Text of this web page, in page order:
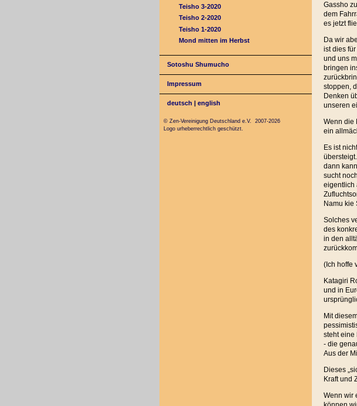
Teisho 3-2020
Teisho 2-2020
Teisho 1-2020
Mond mitten im Herbst
Sotoshu Shumucho
Impressum
deutsch |english
Gassho
dem
es jetzt
Da wir
ist dies
und uns
bringen
stoppen,
Denken
unseren
Wenn die
ein
Es ist
dann
sucht
eigentlich
Namu kie
Solches
des
in den
(Ich hoffe
Katagiri
und in
Mit
steht eine
- die
Aus der
Dieses
Kraft und
Wenn wir
© Zen-Vereinigung Deutschland e.V. 2007-2026
Logo urheberrechtlich geschützt.